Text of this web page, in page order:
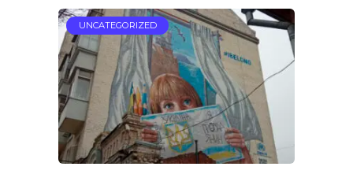
UNCATEGORIZED